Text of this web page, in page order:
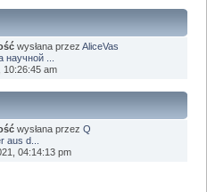
wysłana przezAliceVas
научной ...
10:26:45 am
wysłana przezQ
aus d...
04:14:13 pm